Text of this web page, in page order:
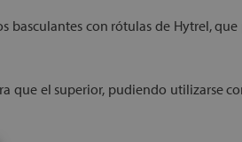
basculantes con rótulas de Hytrel,
que el superior, pudiendo utilizarse